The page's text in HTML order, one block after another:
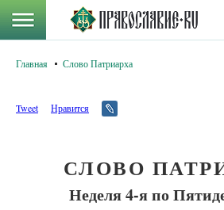
Главная Слово Патриарха
Tweet Нравится
СЛОВО
Неделя 4-я по